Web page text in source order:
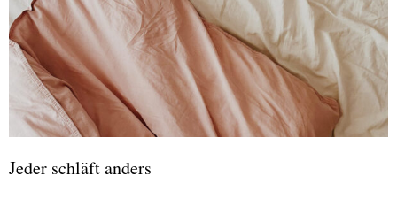
Jeder schläft anders